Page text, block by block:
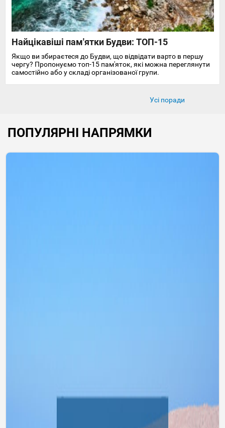
Найцікавіші пам'ятки Будви: ТОП-15
Якщо ви збираєтеся до Будви, що відвідати варто в першу
чергу? Пропонуємо топ-15 пам'яток, які можна переглянути
самостійно або у складі організованої групи.
Усі поради
ПОПУЛЯРНІ НАПРЯМКИ